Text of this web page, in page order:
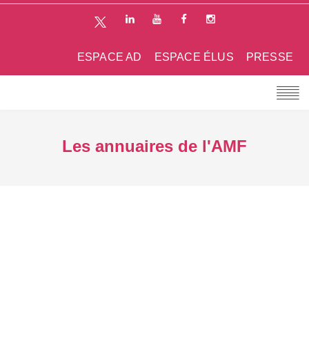
PRESSE
ESPACE ÉLUS
ESPACE AD
Les annuaires de l'AMF